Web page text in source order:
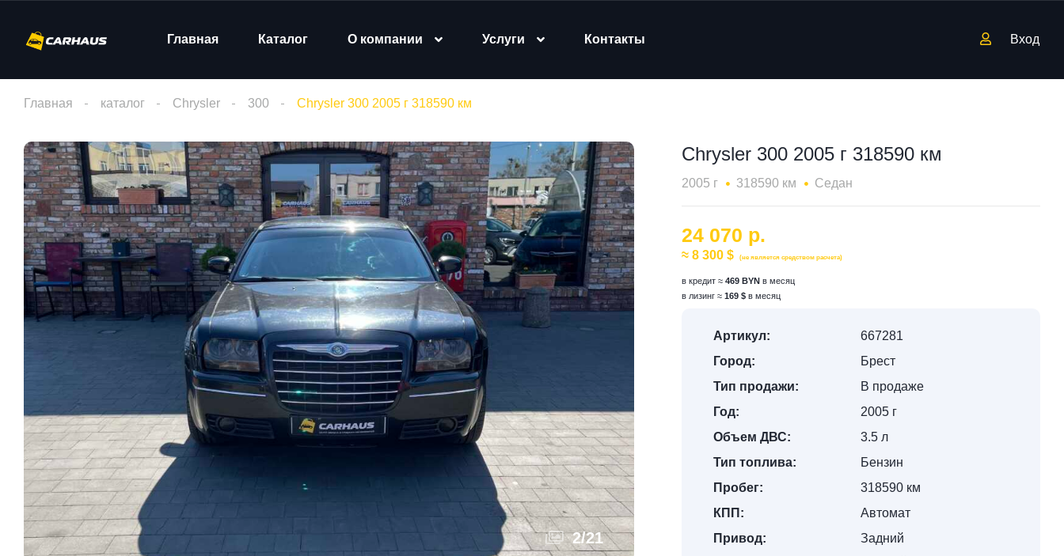
Главная Каталог О компании Услуги Контакты Вход
Главная каталог Chrysler 300 Chrysler 300 2005 г 318590 км
2/21
Chrysler 300 2005 г 318590 км
2005 г 318590 км Седан
24 070 р.
≈ 8 300 $ (не является средством расчета)
в кредит ≈ 469 BYNв месяц
в лизинг ≈ 169 $в месяц
Артикул:
667281
Город:
Брест
Тип продажи:
В продаже
Год:
2005 г
Объем ДВС:
3.5 л
Тип топлива:
Бензин
Пробег:
318590 км
КПП:
Автомат
Привод:
Задний